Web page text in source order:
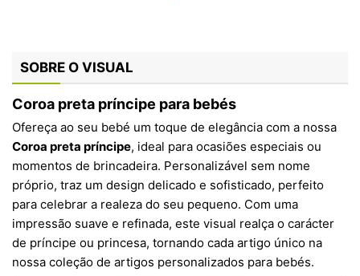
SOBRE O VISUAL
Coroa preta príncipe para bebés
Ofereça ao seu bebé um toque de elegância com a nossa
Coroa preta príncipe, ideal para ocasiões especiais ou
momentos de brincadeira. Personalizável sem nome
próprio, traz um design delicado e sofisticado, perfeito
para celebrar a realeza do seu pequeno. Com uma
impressão suave e refinada, este visual realça o carácter
de príncipe ou princesa, tornando cada artigo único na
nossa coleção de artigos personalizados para bebés.